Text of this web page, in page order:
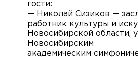
гости:
— Николай Сизиков —
работник культуры и
Новосибирской области,
Новосибирским
академическим